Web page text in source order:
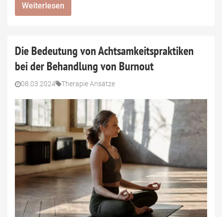
Weiterlesen
Die Bedeutung von Achtsamkeitspraktiken
bei der Behandlung von Burnout
08.03.2024 Therapie Ansätze